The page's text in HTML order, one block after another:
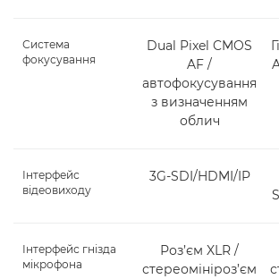
Система
фокусування
Dual Pixel CMOS
AF /
автофокусування
з визначенням
облич
Інтерфейс
відеовиходу
3G-SDI/HDMI/IP
Інтерфейс гнізда
мікрофона
Роз’єм XLR /
стереомініроз’єм